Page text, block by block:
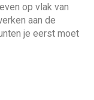
op vlak van
aan de
je eerst moet